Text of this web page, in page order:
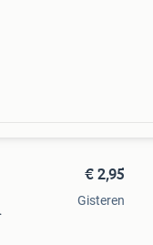
€ 2,95
Gisteren